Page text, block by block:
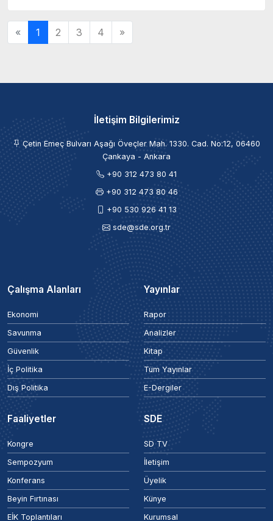
« 1 2 3 4 »
İletişim Bilgilerimiz
Çetin Emeç Bulvarı Aşağı Öveçler Mah. 1330. Cad. No:12, 06460
Çankaya - Ankara
+90 312 473 80 41
+90 312 473 80 46
+90 530 926 41 13
sde@sde.org.tr
Çalışma Alanları
Ekonomi
Savunma
Güvenlik
İç Politika
Dış Politika
Yayınlar
Rapor
Analizler
Kitap
Tüm Yayınlar
E-Dergiler
Faaliyetler
Kongre
Sempozyum
Konferans
Beyin Fırtınası
EİK Toplantıları
SDE
SD TV
İletişim
Üyelik
Künye
Kurumsal